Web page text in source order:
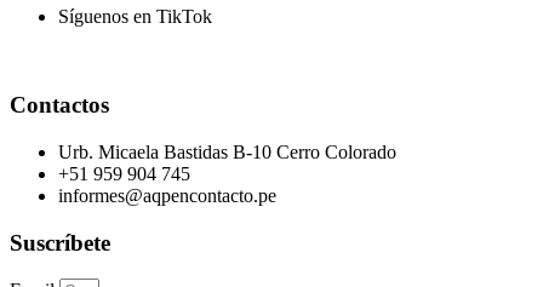
Síguenos en TikTok
Contactos
Urb. Micaela Bastidas B-10 Cerro Colorado
+51 959 904 745
informes@aqpencontacto.pe
Suscríbete